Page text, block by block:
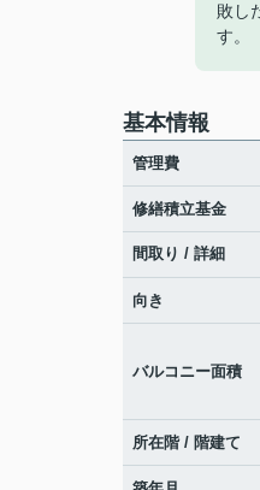
敗し
す。
基本情報
管理費
修繕積立基金
間取り / 詳細
向き
バルコニー面積
所在階 / 階建て